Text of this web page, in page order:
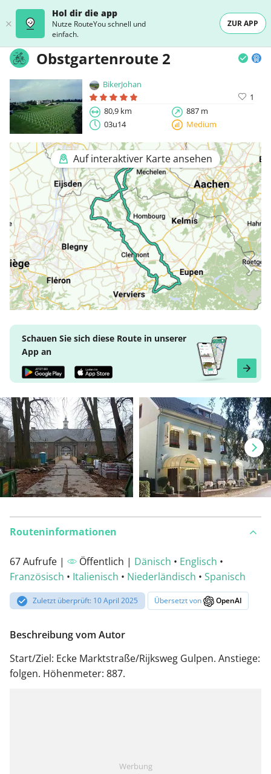
Hol dir die app
Nutze RouteYou schnell und
einfach.
ZUR APP
Obstgartenroute 2
BikerJohan
1
80,9 km
887 m
03u14
Medium
Auf interaktiver Karte ansehen
Schauen Sie sich diese Route in unserer
App an
Routeninformationen
67 Aufrufe | Öffentlich | Dänisch • Englisch •
Französisch • Italienisch • Niederländisch • Spanisch
Zuletzt überprüft: 10 April 2025 Übersetzt von OpenAI
Beschreibung vom Autor
Start/Ziel: Ecke Marktstraße/Rijksweg Gulpen. Anstiege:
folgen. Höhenmeter: 887.
Werbung